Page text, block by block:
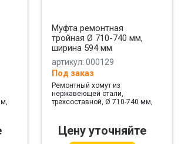
Муфта ремонтная
тройная Ø 710-740 мм,
ширина 594 мм
артикул: 000129
Под заказ
Ремонтный хомут из
нержавеющей стали,
трехсоставной, Ø 710-740 мм,
Цену уточняйте